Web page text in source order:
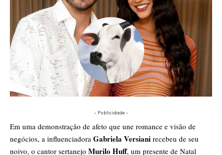
- Publicidade -
Em uma demonstração de afeto que une romance e visão de
negócios, a influenciadora Gabriela Versiani recebeu de seu
noivo, o cantor sertanejo Murilo Huff, um presente de Natal